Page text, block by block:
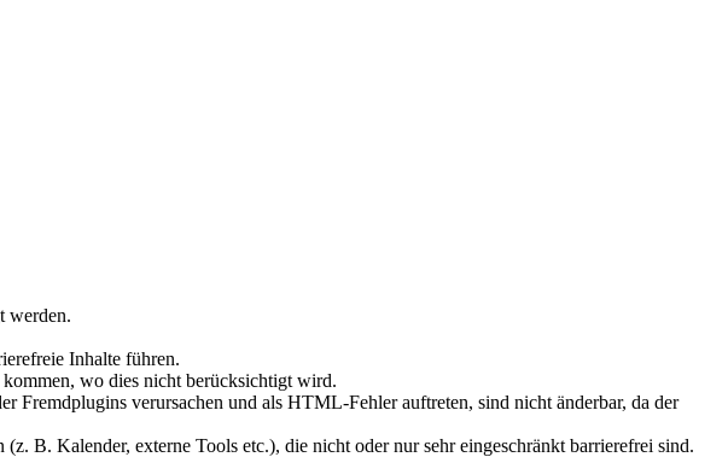
werden.
Inhalte führen.
wo dies nicht berücksichtigt wird.
verursachen und als HTML-Fehler auftreten, sind nicht änderbar, da der
B. Kalender, externe Tools etc.), die nicht oder nur sehr eingeschränkt barrierefrei sind.